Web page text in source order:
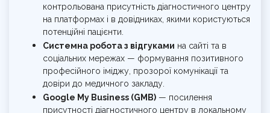
контрольована присутність діагностичного центру
на платформах і в довідниках, якими користуються
потенційні пацієнти.
Системна робота з відгуками на сайті та в
соціальних мережах — формування позитивного
професійного іміджу, прозорої комунікації та
довіри до медичного закладу.
Google My Business (GMB) — посилення
присутності діагностичного центру в локальному